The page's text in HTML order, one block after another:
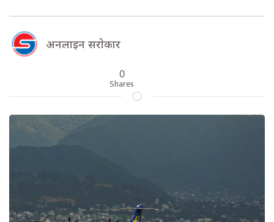
अनलाइन सराेकार
0
Shares